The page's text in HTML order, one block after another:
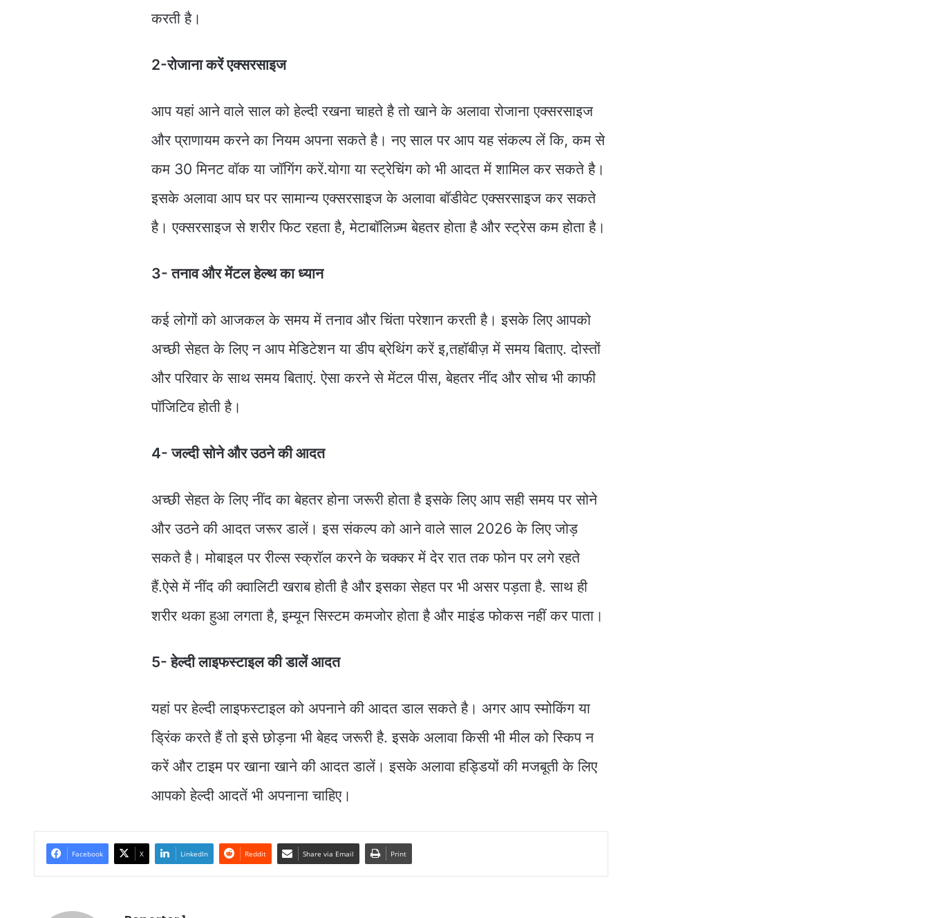
करती है।
2-रोजाना करें एक्सरसाइज
आप यहां आने वाले साल को हेल्दी रखना चाहते है तो खाने के अलावा रोजाना एक्सरसाइज
और प्राणायम करने का नियम अपना सकते है। नए साल पर आप यह संकल्प लें कि, कम से
कम 30 मिनट वॉक या जॉगिंग करें.योगा या स्ट्रेचिंग को भी आदत में शामिल कर सकते है।
इसके अलावा आप घर पर सामान्य एक्सरसाइज के अलावा बॉडीवेट एक्सरसाइज कर सकते
है। एक्सरसाइज से शरीर फिट रहता है, मेटाबॉलिज़्म बेहतर होता है और स्ट्रेस कम होता है।
3- तनाव और मेंटल हेल्थ का ध्यान
कई लोगों को आजकल के समय में तनाव और चिंता परेशान करती है। इसके लिए आपको
अच्छी सेहत के लिए न आप मेडिटेशन या डीप ब्रेथिंग करें इ,तहॉबीज़ में समय बिताए. दोस्तों
और परिवार के साथ समय बिताएं. ऐसा करने से मेंटल पीस, बेहतर नींद और सोच भी काफी
पॉजिटिव होती है।
4- जल्दी सोने और उठने की आदत
अच्छी सेहत के लिए नींद का बेहतर होना जरूरी होता है इसके लिए आप सही समय पर सोने
और उठने की आदत जरूर डालें। इस संकल्प को आने वाले साल 2026 के लिए जोड़
सकते है। मोबाइल पर रील्स स्क्रॉल करने के चक्कर में देर रात तक फोन पर लगे रहते
हैं.ऐसे में नींद की क्वालिटी खराब होती है और इसका सेहत पर भी असर पड़ता है. साथ ही
शरीर थका हुआ लगता है, इम्यून सिस्टम कमजोर होता है और माइंड फोकस नहीं कर पाता।
5- हेल्दी लाइफस्टाइल की डालें आदत
यहां पर हेल्दी लाइफस्टाइल को अपनाने की आदत डाल सकते है। अगर आप स्मोकिंग या
ड्रिंक करते हैं तो इसे छोड़ना भी बेहद जरूरी है. इसके अलावा किसी भी मील को स्किप न
करें और टाइम पर खाना खाने की आदत डालें। इसके अलावा हड्डियों की मजबूती के लिए
आपको हेल्दी आदतें भी अपनाना चाहिए।
Facebook X LinkedIn Reddit Share via Email Print